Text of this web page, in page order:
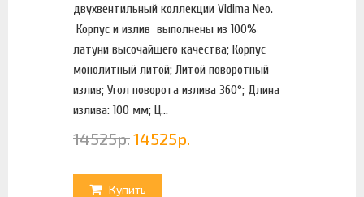
двухвентильный коллекции Vidima Neo.
Корпус и излив выполнены из 100%
латуни высочайшего качества; Корпус
монолитный литой; Литой поворотный
излив; Угол поворота излива 360°; Длина
излива: 100 мм; Ц...
14525р.14525р.
Купить